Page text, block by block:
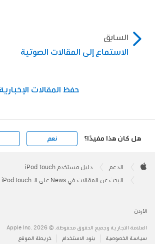
السابق
الاستماع إلى المقالات الصوتية
حفظ المقالات
هل كان هذا مفيدًا؟ نعم
Footer

الدعم دليل مستخدم iPod touch
البحث عن المقالات في News على الـ iPod touch
الأردن
العلامة التجارية وجميع الحقوق محفوظة. © 2026 ‏.Apple Inc
سياسة الخصوصية
بنود الاستخدام خريطة الموقع